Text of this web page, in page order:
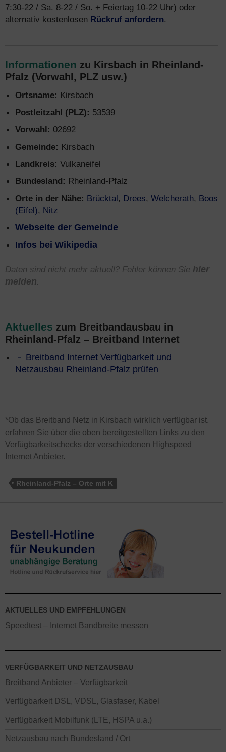
7:30-22 / Sa. 8-22 / So. + Feiertag 10-22 Uhr) oder
alternativ kostenlosen Rückruf anfordern.
Informationen zu Kirsbach in Rheinland-
Pfalz (Vorwahl, PLZ usw.)
Ortsname: Kirsbach
Postleitzahl (PLZ): 53539
Vorwahl: 02692
Gemeinde: Kirsbach
Landkreis: Vulkaneifel
Bundesland: Rheinland-Pfalz
Orte in der Nähe: Brücktal, Drees, Welcherath, Boos
(Eifel), Nitz
Webseite der Gemeinde
Infos bei Wikipedia
Daten sind nicht mehr aktuell? Fehler können Sie hier
melden.
Aktuelles zum Breitbandausbau in
Rheinland-Pfalz – Breitband Internet
Breitband Internet Verfügbarkeit und
Netzausbau Rheinland-Pfalz prüfen
*Ob das Breitband Netz in Kirsbach wirklich verfügbar ist,
erfahren Sie über die oben bereitgestellten Links zu den
Verfügbarkeitschecks der verschiedenen Highspeed
Internet Anbieter.
Rheinland-Pfalz – Orte mit K
AKTUELLES UND EMPFEHLUNGEN
Speedtest – Internet Bandbreite messen
VERFÜGBARKEIT UND NETZAUSBAU
Breitband Anbieter – Verfügbarkeit
Verfügbarkeit DSL, VDSL, Glasfaser, Kabel
Verfügbarkeit Mobilfunk (LTE, HSPA u.a.)
Netzausbau nach Bundesland / Ort